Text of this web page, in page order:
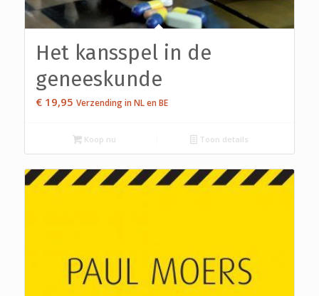
Het kansspel in de
geneeskunde
€19,95 Verzending in NL en BE
Koop nu Toon details